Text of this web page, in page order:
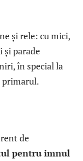
și rele: cu mici,
și parade
în special la
primarul.
de
pentru imnul